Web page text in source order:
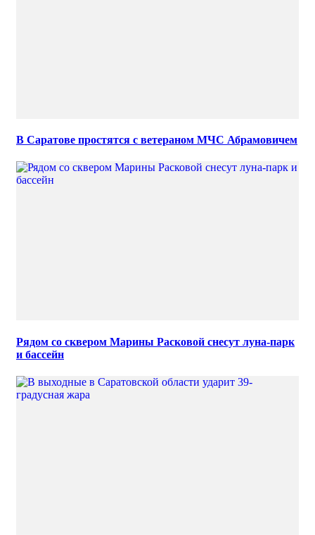
В Саратове простятся с ветераном МЧС Абрамовичем
Рядом со сквером Марины Расковой снесут луна-парк
и бассейн